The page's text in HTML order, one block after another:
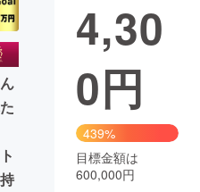
チャレンジ
化
CAMPFIRE Creation
machi-ya コミュニティ
4,30
0円
439%
目標金額は
600,000円